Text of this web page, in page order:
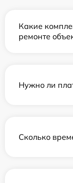
Какие
ремонте
Нужно ли
Сколько